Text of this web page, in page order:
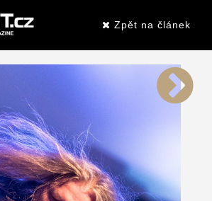
Zpět na článek